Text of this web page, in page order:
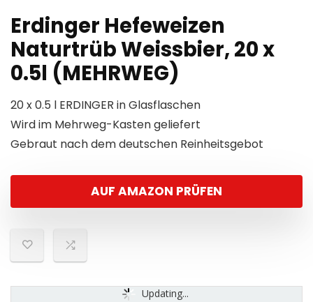
Erdinger Hefeweizen
Naturtrüb Weissbier, 20 x
0.5l (MEHRWEG)
20 x 0.5 l ERDINGER in Glasflaschen
Wird im Mehrweg-Kasten geliefert
Gebraut nach dem deutschen Reinheitsgebot
AUF AMAZON PRÜFEN
Updating...